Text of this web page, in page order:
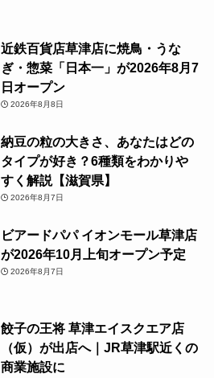
近鉄百貨店草津店に焼鳥・うな
ぎ・惣菜「日本一」が2026年8月7
日オープン
2026年8月8日
納豆の粒の大きさ、あなたはどの
タイプが好き？6種類をわかりや
すく解説【滋賀県】
2026年8月7日
ビアードパパ イオンモール草津店
が2026年10月上旬オープン予定
2026年8月7日
餃子の王将 草津エイスクエア店
（仮）が出店へ｜JR草津駅近くの
商業施設に